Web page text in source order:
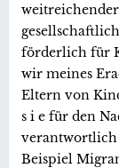
förderlich für
wir meines
Eltern von
s i e für den
verantwortlich
Beispiel